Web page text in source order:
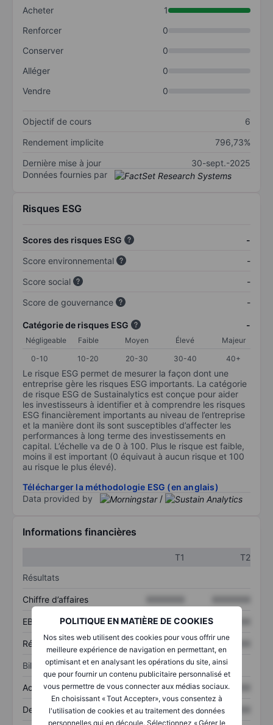
POLITIQUE EN MATIÈRE DE COOKIES
Nos sites web utilisent des cookies pour vous offrir une
meilleure expérience de navigation en permettant, en
optimisant et en analysant les opérations du site, ainsi
que pour fournir un contenu publicitaire personnalisé et
vous permettre de vous connecter aux médias sociaux.
En choisissant « Tout Accepter», vous consentez à
l'utilisation de cookies et au traitement des données
personnelles qui en découle. Sélectionnez « Gérer le
Acheter
1
Renforcer
0
Conserver
0
Alléger
0
Vendre
0
Objectif de cours
6
Rendement implicite
796,73%
Dernière mise à jour
30-sept.-2025
Données fournies par
Risques ESG
Scores des risques ESG
-
Score environnemental
-
Score social
-
Score de gouvernance
-
Catégorie de risques ESG -
Négligeable Faible Moyen Élevé
Majeur
0-10
10-20 20-30 30-40 40+
Le risque ESG permet de mesurer la façon dont une
entreprise gère les risques ESG importants. La catégorie
de risque ESG de Sustainalytics est conçue pour aider
les investisseurs à identifier et à comprendre les risques
ESG financièrement importants au niveau de l’entreprise
et la manière dont ils sont susceptibles d’affecter les
performances à long terme des investissements en
capital. L’échelle va de 0 à 100. Plus le risque est faible,
moins il est important (0 équivaut à aucun risque et 100
au risque le plus élevé).
Télécharger la méthodologie ESG (en anglais)
Data provided by
/
Informations financières
T1
T2
Résultats
Chiffre d’affaires
EBITDA XXXXXXX XXXXXXX
Résultat net XXXXXXX XXXXXXX
Bilan
Actifs totaux XXXXXXX XXXXXXX
Dette totale XXXXXXX XXXXXXX